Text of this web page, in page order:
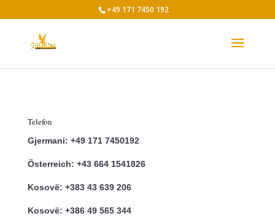
+49 171 7450 192
Telefon
Gjermani: +49 171 7450192
Österreich: +43 664 1541826
Kosovë: +383 43 639 206
Kosovë: +386 49 565 344